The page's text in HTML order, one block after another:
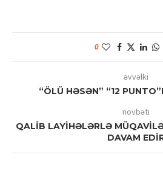
0
əvvəlki
“ÖLÜ HƏSƏN” “12
növbəti
QALİB LAYİHƏLƏRLƏ
DAVAM